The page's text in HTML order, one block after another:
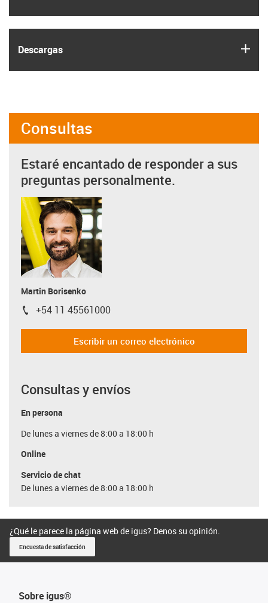
Descargas
Consultas
Estaré encantado de responder a sus
preguntas personalmente.
Martin Borisenko
igus-icon-phone
+54 11 45561000
Escribir un correo electrónico
Consultas y envíos
En persona
De lunes a viernes de 8:00 a 18:00 h
Online
Servicio de chat
De lunes a viernes de 8:00 a 18:00 h
¿Qué le parece la página web de igus? Denos su opinión.
Encuesta de satisfacción
Sobre igus®